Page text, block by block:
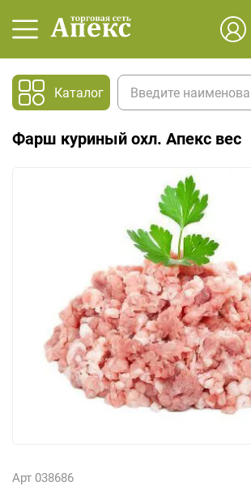
Каталог
Фарш куриный охл. Апекс вес
Арт 038686